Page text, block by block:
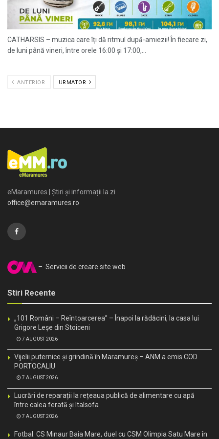
CATHARSIS – muzica care îți dă ritmul după-amiezii! În fiecare zi,
de luni până vineri, între orele 16:00 și 17:00,...
ANTERIOR URMATOR
eMaramures | Știri și informații la zi
office@emaramures.ro
– Servicii de creare site web
Stiri Recente
„101 Români – Reîntoarcerea” – Înapoi la rădăcini, la casa lui
Grigore Leșe din Stoiceni
7 AUGUST 2026
Vijelii puternice și grindină în Maramureș – ANM a emis COD
PORTOCALIU
7 AUGUST 2026
Lucrări de reparații la rețeaua publică de alimentare cu apă
între calea ferată și Italsofa
7 AUGUST 2026
Fotbal. CS Minaur Baia Mare, duel cu CSM Olimpia Satu Mare în